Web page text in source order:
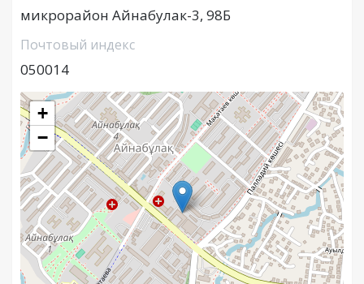
микрорайон Айнабулак-3, 98Б
Почтовый индекс
050014
+
−